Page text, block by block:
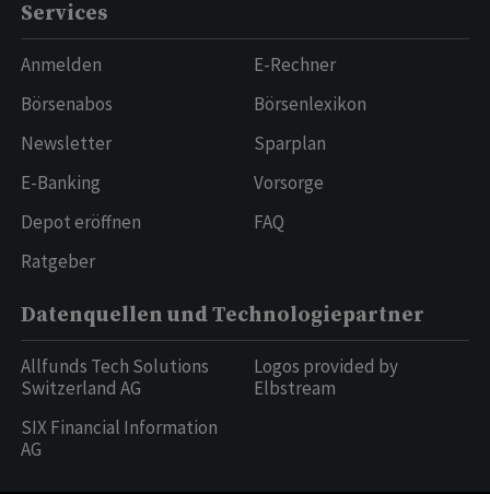
Services
Anmelden
Börsenabos
Newsletter
E-Banking
Depot eröffnen
Ratgeber
E-Rechner
Börsenlexikon
Sparplan
Vorsorge
FAQ
Datenquellen und Technologiepartner
Allfunds Tech Solutions
Switzerland AG
SIX Financial Information
AG
Logos provided by
Elbstream